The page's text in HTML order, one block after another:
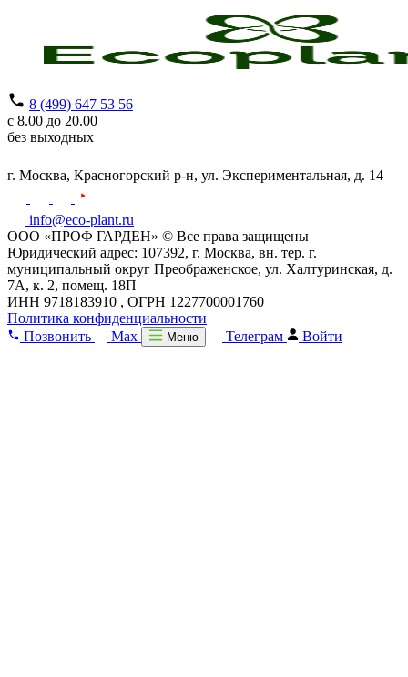
8 (499) 647 53 56
с 8.00 до 20.00
без выходных
г. Москва, Красногорский р-н, ул. Экспериментальная, д. 14
info@eco-plant.ru
ООО «ПРОФ ГАРДЕН» © Все права защищены
Юридический адрес: 107392, г. Москва, вн. тер. г.
муниципальный округ Преображенское, ул. Халтуринская, д.
7А, к. 2, помещ. 18П
ИНН 9718183910 , ОГРН 1227700001760
Политика конфиденциальности
Позвонить
Max Меню Телеграм Войти